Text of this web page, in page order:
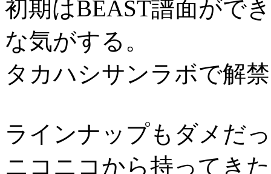
初期はBEAST譜面がで
な気がする。
タカハシサンラボで解
ラインナップもダメだ
ニコニコから持ってき